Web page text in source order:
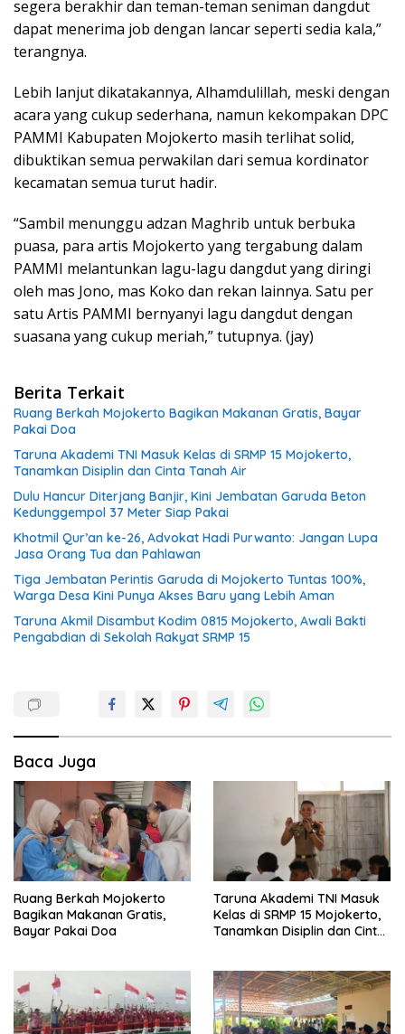
segera berakhir dan teman-teman seniman dangdut
dapat menerima job dengan lancar seperti sedia kala,”
terangnya.
Lebih lanjut dikatakannya, Alhamdulillah, meski dengan
acara yang cukup sederhana, namun kekompakan DPC
PAMMI Kabupaten Mojokerto masih terlihat solid,
dibuktikan semua perwakilan dari semua kordinator
kecamatan semua turut hadir.
“Sambil menunggu adzan Maghrib untuk berbuka
puasa, para artis Mojokerto yang tergabung dalam
PAMMI melantunkan lagu-lagu dangdut yang diringi
oleh mas Jono, mas Koko dan rekan lainnya. Satu per
satu Artis PAMMI bernyanyi lagu dangdut dengan
suasana yang cukup meriah,” tutupnya. (jay)
Berita Terkait
Ruang Berkah Mojokerto Bagikan Makanan Gratis, Bayar
Pakai Doa
Taruna Akademi TNI Masuk Kelas di SRMP 15 Mojokerto,
Tanamkan Disiplin dan Cinta Tanah Air
Dulu Hancur Diterjang Banjir, Kini Jembatan Garuda Beton
Kedunggempol 37 Meter Siap Pakai
Khotmil Qur’an ke-26, Advokat Hadi Purwanto: Jangan Lupa
Jasa Orang Tua dan Pahlawan
Tiga Jembatan Perintis Garuda di Mojokerto Tuntas 100%,
Warga Desa Kini Punya Akses Baru yang Lebih Aman
Taruna Akmil Disambut Kodim 0815 Mojokerto, Awali Bakti
Pengabdian di Sekolah Rakyat SRMP 15
Baca Juga
Ruang Berkah Mojokerto
Bagikan Makanan Gratis,
Bayar Pakai Doa
Taruna Akademi TNI Masuk
Kelas di SRMP 15 Mojokerto,
Tanamkan Disiplin dan Cinta